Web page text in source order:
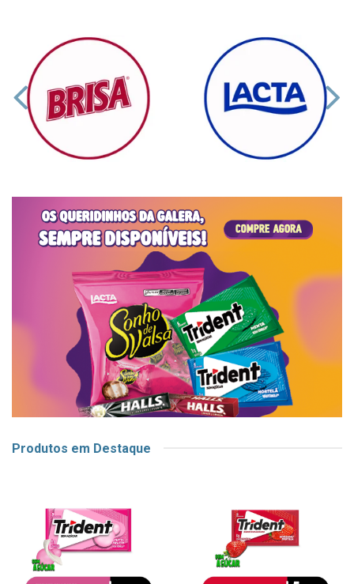
Produtos em Destaque